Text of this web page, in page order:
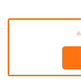
FERNAND LEATHER